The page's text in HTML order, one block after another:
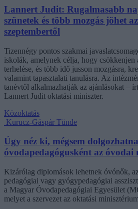
Lannert Judit: Rugalmasabb
szünetek és több mozgás jöhet
szeptembertől
Tizennégy pontos szakmai
iskolák, amelynek célja, hogy csökkenjen
terhelése, és több idő jusson mozgásra,
valamint tapasztalati tanulásra. Az
tanévtől alkalmazhatják az ajánlásokat –
Lannert Judit oktatási miniszter.
Közoktatás
Kurucz-Gáspár Tünde
Úgy néz ki, mégsem
óvodapedagógusként az óvodai
Kizárólag diplomások lehetnek óvónők,
pedagógiai vagy gyógypedagógiai
a Magyar Óvodapedagógiai Egyesület
melyet a szervezet az oktatási